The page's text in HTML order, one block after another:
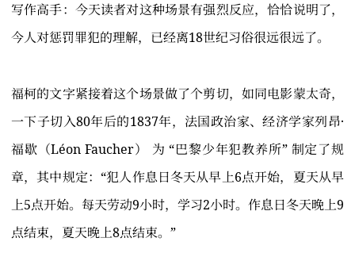
写作高手：今天读者对这种场景有强烈反应，恰恰说明了，
今人对惩罚罪犯的理解，已经离18世纪习俗很远很远了。
福柯的文字紧接着这个场景做了个剪切，如同电影蒙太奇，
一下子切入80年后的1837年，法国政治家、经济学家列昂·
福歇（Léon Faucher） 为 “巴黎少年犯教养所” 制定了规
章，其中规定：“犯人作息日冬天从早上6点开始，夏天从早
上5点开始。每天劳动9小时，学习2小时。作息日冬天晚上9
点结束，夏天晚上8点结束。”